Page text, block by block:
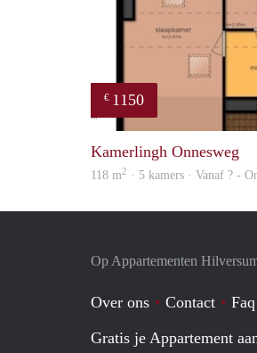
€ 1150
Kamerlingh Onnesweg
118 m2 · 5 kamers · Vanaf ? -
Op Appartementen
Over ons Contact Faq
Gratis je Appartement